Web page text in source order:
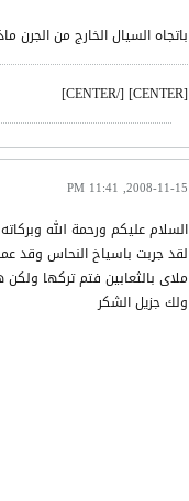
باتجاه السيال الخارج من الجرن
[CENTER] [/CENTER]
2008-11-15, 11:41 PM
السلام عليكم ورحمة الله وبركاته
لقد جربت باسياخ النحاس وقد
ملاى بالثعابين فتم تركها ولكن هناك
ولك جزيل الشكر